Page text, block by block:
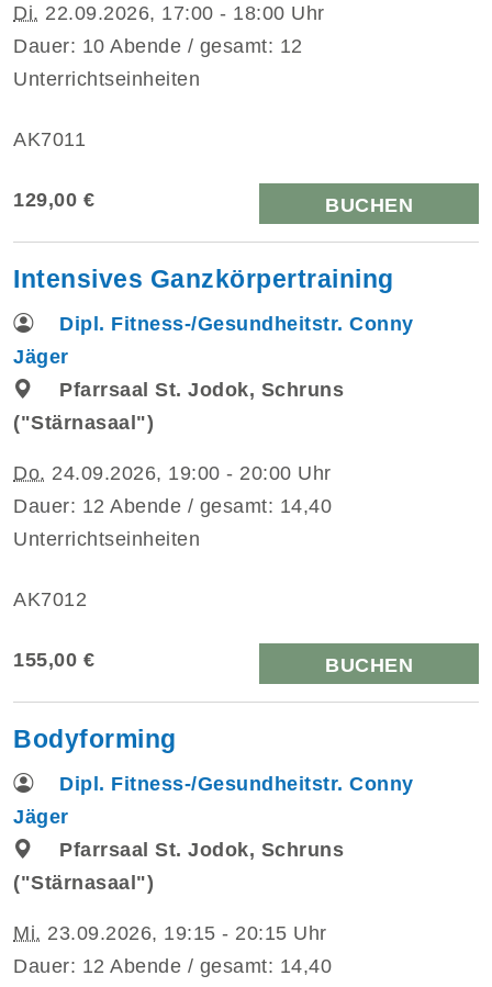
Di. 22.09.2026, 17:00 - 18:00 Uhr
Dauer: 10 Abende / gesamt: 12
Unterrichtseinheiten
AK7011
129,00 € BUCHEN
Intensives Ganzkörpertraining
Dipl. Fitness-/Gesundheitstr. Conny
Jäger
Pfarrsaal St. Jodok, Schruns
("Stärnasaal")
Do. 24.09.2026, 19:00 - 20:00 Uhr
Dauer: 12 Abende / gesamt: 14,40
Unterrichtseinheiten
AK7012
155,00 € BUCHEN
Bodyforming
Dipl. Fitness-/Gesundheitstr. Conny
Jäger
Pfarrsaal St. Jodok, Schruns
("Stärnasaal")
Mi. 23.09.2026, 19:15 - 20:15 Uhr
Dauer: 12 Abende / gesamt: 14,40